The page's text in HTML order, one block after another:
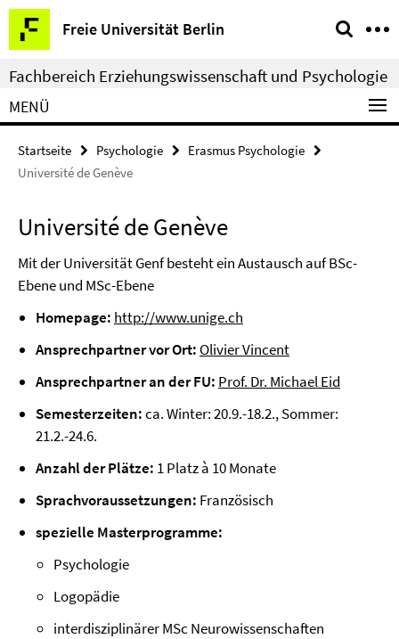
Springe
direkt
zu
Inhalt
Freie Universität Berlin
Service-
Navigation
Fachbereich Erziehungswissenschaft und Psychologie
MENÜ
Startseite Psychologie
Erasmus Psychologie
Université de Genève
Université de Genève
Mit der Universität Genf besteht ein Austausch auf BSc-
Ebene und MSc-Ebene
Homepage: http://www.unige.ch
Ansprechpartner vor Ort: Olivier Vincent
Ansprechpartner an der FU: Prof. Dr. Michael Eid
Semesterzeiten:ca. Winter: 20.9.-18.2., Sommer:
21.2.-24.6.
Anzahl der Plätze: 1 Platz à 10 Monate
Sprachvoraussetzungen: Französisch
spezielle Masterprogramme:
Psychologie
Logopädie
interdisziplinärer MSc Neurowissenschaften